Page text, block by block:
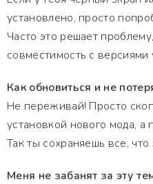
установлено, просто
Часто это решает
совместимость с версиями
Как обновиться и не
Не переживай! Просто
установкой нового мода, а
Так ты сохраняешь все, что
Меня не забанят за эту